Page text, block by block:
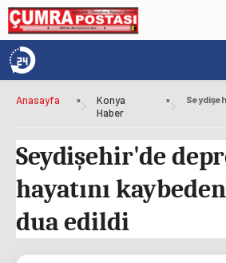
Anasayfa »
Konya
Haber
»
Seydişehir'de
hayatını
dua edildi